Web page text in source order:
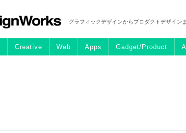
グラフィックデザインからプロダクトデザイン
Creative Web Apps Gadget/Product